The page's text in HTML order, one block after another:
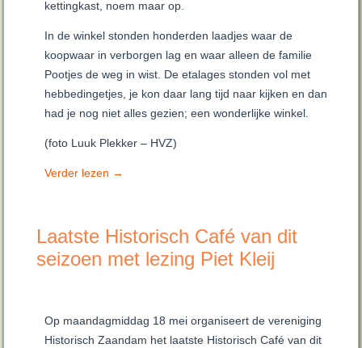
kettingkast, noem maar op.
In de winkel stonden honderden laadjes waar de
koopwaar in verborgen lag en waar alleen de familie
Pootjes de weg in wist. De etalages stonden vol met
hebbedingetjes, je kon daar lang tijd naar kijken en dan
had je nog niet alles gezien; een wonderlijke winkel.
(foto Luuk Plekker – HVZ)
Verder lezen →
Laatste Historisch Café van dit
seizoen met lezing Piet Kleij
Op maandagmiddag 18 mei organiseert de vereniging
Historisch Zaandam het laatste Historisch Café van dit